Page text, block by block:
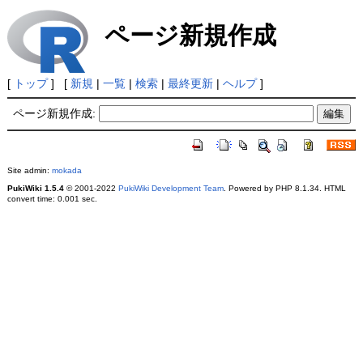
ページ新規作成
[ トップ] [ 新規 | 一覧| 検索| 最終更新| ヘルプ]
ページ新規作成:
Site admin: mokada
PukiWiki 1.5.4© 2001-2022 PukiWiki Development Team. Powered by PHP 8.1.34. HTML
convert time: 0.001 sec.